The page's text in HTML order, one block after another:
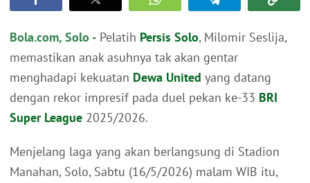
Bola.com, Solo - Pelatih Persis Solo, Milomir Seslija,
memastikan anak asuhnya tak akan gentar
menghadapi kekuatan Dewa United yang datang
dengan rekor impresif pada duel pekan ke-33 BRI
Super League 2025/2026.
Menjelang laga yang akan berlangsung di Stadion
Manahan, Solo, Sabtu (16/5/2026) malam WIB itu,